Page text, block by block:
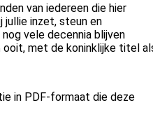
van iedereen die hier
jullie inzet, steun en
vele decennia blijven
met de koninklijke titel
in PDF-formaat die deze